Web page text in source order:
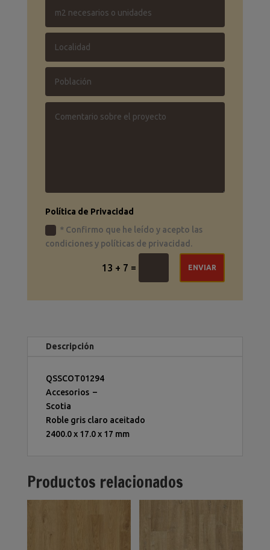
Política de Privacidad
* Confirmo que he leído y acepto las
condiciones y políticas de privacidad.
13 + 7 = ENVIAR
Descripción
QSSCOT01294
Accesorios –
Scotia
Roble gris claro aceitado
2400.0x17.0x17 mm
Productos relacionados